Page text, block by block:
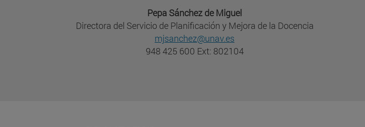
Pepa Sánchez de Miguel
Directora del Servicio de Planificación y Mejora de la Docencia
mjsanchez@unav.es
948 425 600 Ext: 802104